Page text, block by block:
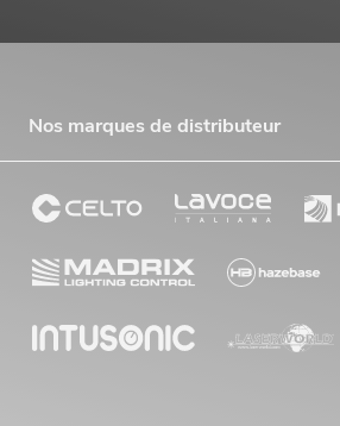
Nos marques de distributeur